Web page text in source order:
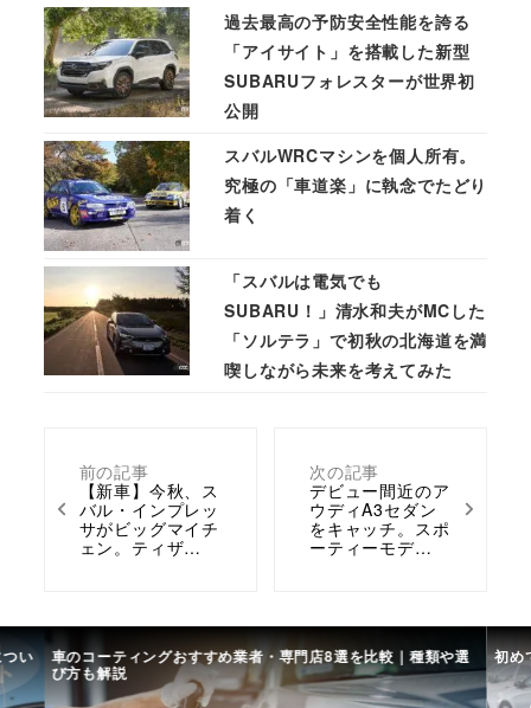
前の記事
【新車】今秋、ス
バル・インプレッ
サがビッグマイチ
ェン。ティザ…
次の記事
デビュー間近のア
ウディA3セダン
をキャッチ。スポ
ーティーモデ…
過去最高の予防安全性能を誇る
「アイサイト」を搭載した新型
SUBARUフォレスターが世界初
公開
スバルWRCマシンを個人所有。
究極の「車道楽」に執念でたどり
着く
「スバルは電気でも
SUBARU！」清水和夫がMCした
「ソルテラ」で初秋の北海道を満
喫しながら未来を考えてみた
選 初めての中古車選び、購入時の流れや必要な書類などについて 中古
て